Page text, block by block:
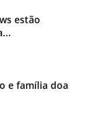
estão
e família doa